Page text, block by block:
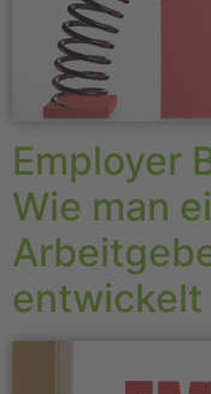
Employer
Wie man
entwickelt